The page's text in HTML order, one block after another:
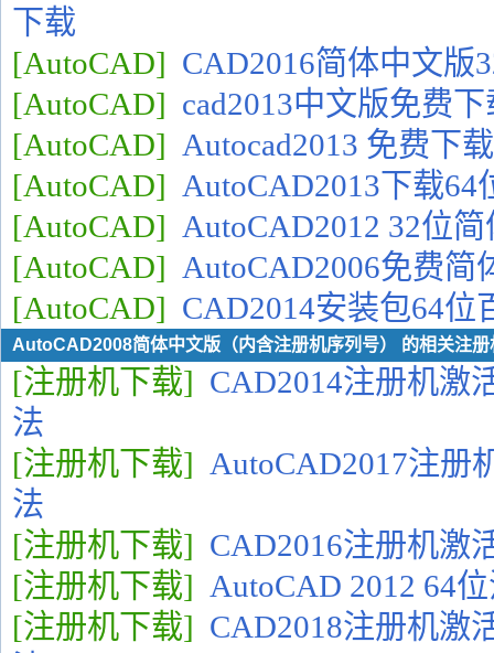
下载
[AutoCAD] CAD2016简体中文版
[AutoCAD] cad2013中文版免费
[AutoCAD] Autocad2013 免费下
[AutoCAD] AutoCAD2013下载64
[AutoCAD] AutoCAD2012 32位
[AutoCAD] AutoCAD2006免费简
[AutoCAD] CAD2014安装包64位
AutoCAD2008简体中文版（内含注册机序列号） 的相关注册
[注册机下载] CAD2014注册机激
法
[注册机下载] AutoCAD2017注册
法
[注册机下载] CAD2016注册机激
[注册机下载] AutoCAD 2012 64
[注册机下载] CAD2018注册机激